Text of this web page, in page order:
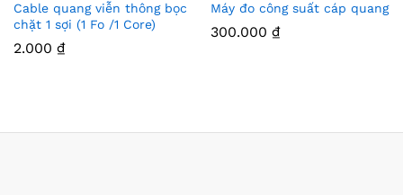
Cable quang viễn thông bọc
chặt 1 sợi (1 Fo /1 Core)
2.000 ₫
Máy đo công suất cáp quang
300.000 ₫